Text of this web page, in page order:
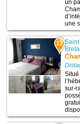
un
une
12
sur-